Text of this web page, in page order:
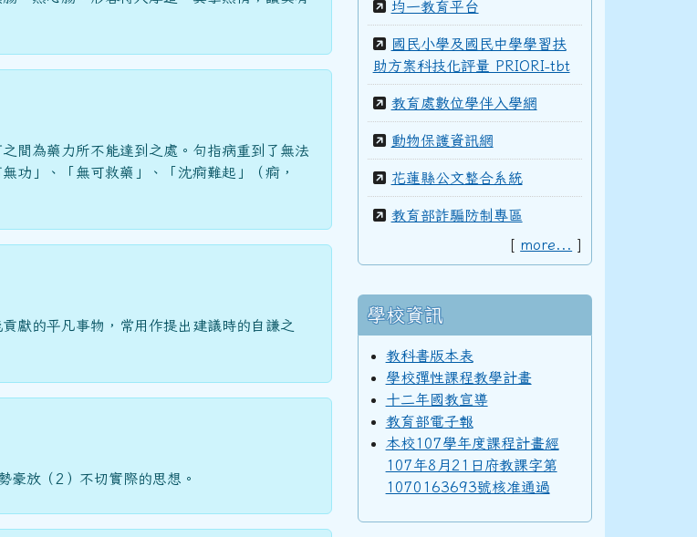
間為藥力所不能達到之處。句指病重到了無法
功」、「無可救藥」、「沈痾難起」（痾，
獻的平凡事物，常用作提出建議時的自謙之
豪放（2）不切實際的思想。
均一教育平台
國民小學及國民中學學習扶
助方案科技化評量 PRIORI-tbt
教育處數位學伴入學網
動物保護資訊網
花蓮縣公文整合系統
教育部詐騙防制專區
[ more... ]
學校資訊
教科書版本表
學校彈性課程教學計畫
十二年國教宣導
教育部電子報
本校107學年度課程計畫經
107年8月21日府教課字第
1070163693號核准通過